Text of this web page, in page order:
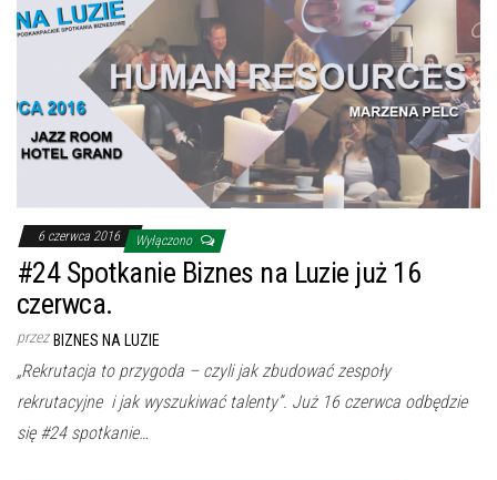
6 czerwca 2016 Wyłączono
#24 Spotkanie Biznes na Luzie już 16
czerwca.
przez BIZNES NA LUZIE
„Rekrutacja to przygoda – czyli jak zbudować zespoły
rekrutacyjne i jak wyszukiwać talenty”. Już 16 czerwca odbędzie
się #24 spotkanie…